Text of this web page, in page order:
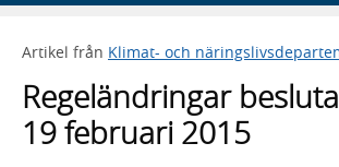
skriva
framträder
lista
med
sökförslag
Artikel från Klimat- och
Regeländringar
19 februari 2015